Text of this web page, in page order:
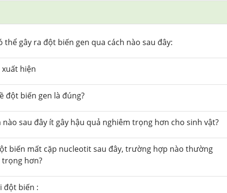
thể gây ra đột biến gen qua cách nào sau đây:
hiện
đột biến gen là đúng?
sau đây ít gây hậu quả nghiêm trọng hơn cho sinh vật?
biến mất cặp nucleotit sau đây, trường hợp nào thường
hơn?
đột biến :